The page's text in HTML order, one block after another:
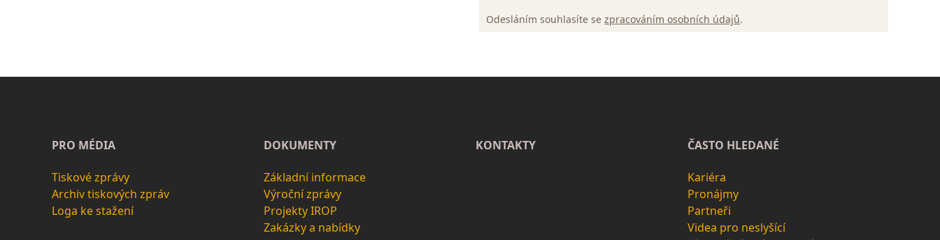
Odesláním souhlasíte sezpracováním osobních údajů.
PRO MÉDIA
Tiskové zprávy
Archiv tiskových zpráv
Loga ke stažení
DOKUMENTY
Základní informace
Výroční zprávy
Projekty IROP
Zakázky a nabídky
KONTAKTY ČASTO HLEDANÉ
Kariéra
Pronájmy
Partneři
Videa pro neslyšící